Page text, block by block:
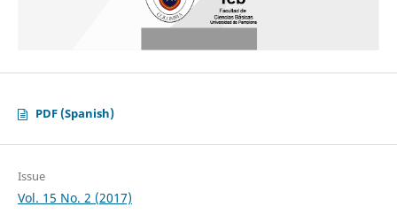
PDF (Spanish)
Issue
Vol. 15 No. 2 (2017)